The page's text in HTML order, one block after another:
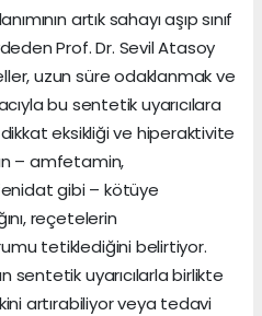
artık sahayı aşıp sınıf
Prof. Dr. Sevil Atasoy
uzun süre odaklanmak ve
bu sentetik uyarıcılara
eksikliği ve hiperaktivite
– amfetamin,
gibi – kötüye
reçetelerin
tetiklediğini belirtiyor.
sentetik uyarıcılarla birlikte
artırabiliyor veya tedavi